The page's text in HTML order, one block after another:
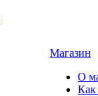
Магазин
О
Как